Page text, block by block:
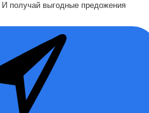
И получай выгодные предожения